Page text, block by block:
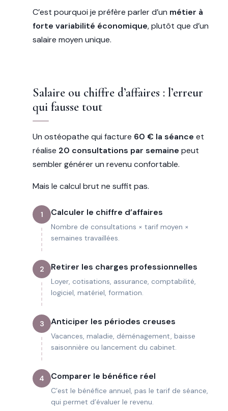
C’est pourquoi je préfère parler d’un métier à
forte variabilité économique, plutôt que d’un
salaire moyen unique.
Salaire ou chiffre d’affaires : l’erreur
qui fausse tout
Un ostéopathe qui facture 60 € la séance et
réalise 20 consultations par semaine peut
sembler générer un revenu confortable.
Mais le calcul brut ne suffit pas.
1 Calculer le chiffre d’affaires
Nombre de consultations × tarif moyen ×
semaines travaillées.
2 Retirer les charges professionnelles
Loyer, cotisations, assurance, comptabilité,
logiciel, matériel, formation.
3 Anticiper les périodes creuses
Vacances, maladie, déménagement, baisse
saisonnière ou lancement du cabinet.
4 Comparer le bénéfice réel
C’est le bénéfice annuel, pas le tarif de séance,
qui permet d’évaluer le revenu.